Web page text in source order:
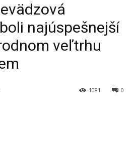
najúspešnejší
veľtrhu
0
1081